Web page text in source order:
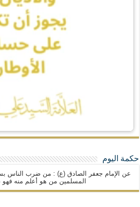
حكمة اليوم
عن الإمام جعفر الصادق (ع) : من ضرب الناس
المسلمين من هو أعلم منه